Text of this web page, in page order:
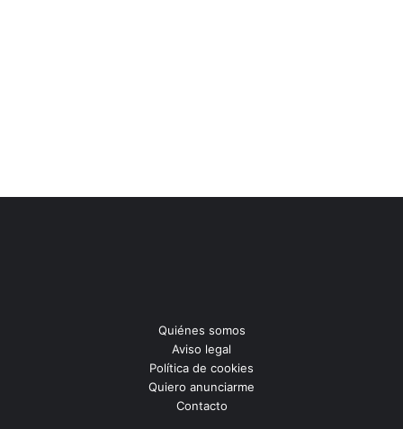
Quiénes somos
Aviso legal
Política de cookies
Quiero anunciarme
Contacto